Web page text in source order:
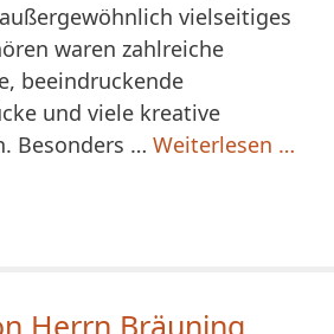
vielseitiges
waren zahlreiche
beeindruckende
und viele kreative
Besonders … Weiterlesen …
Herrn Bräuning